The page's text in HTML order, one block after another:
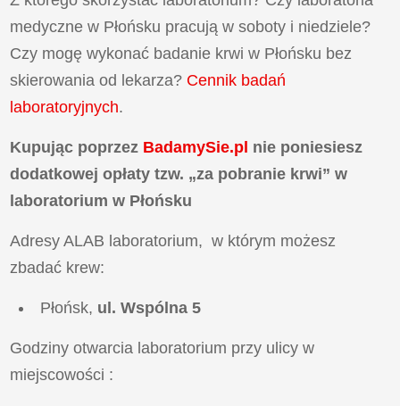
medyczne w Płońsku pracują w soboty i niedziele?
Czy mogę wykonać badanie krwi w Płońsku bez
skierowania od lekarza? Cennik badań
laboratoryjnych.
Kupując poprzez BadamySie.pl nie poniesiesz
dodatkowej opłaty tzw. „za pobranie krwi” w
laboratorium w Płońsku
Adresy ALAB laboratorium, w którym możesz
zbadać krew:
Płońsk, ul. Wspólna 5
Godziny otwarcia laboratorium przy ulicyw
miejscowości :